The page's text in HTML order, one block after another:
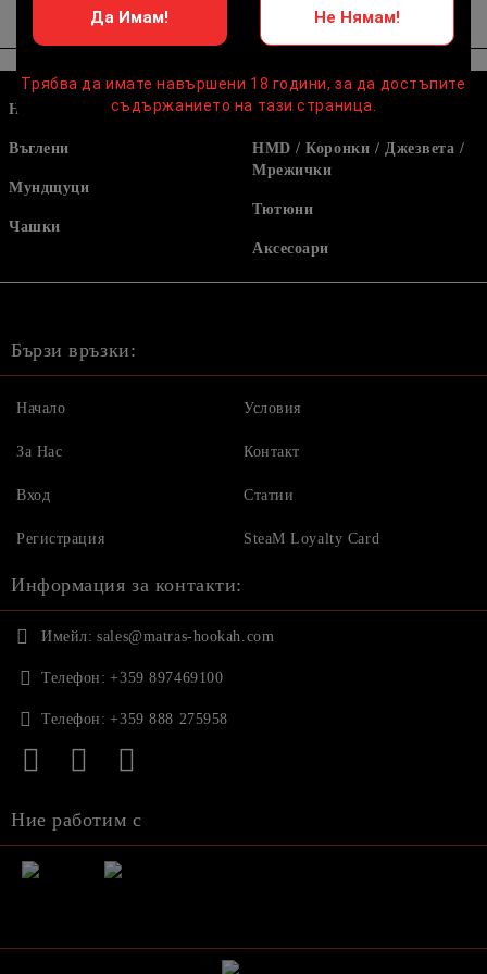
Наргилета
Въглени
Мундщуци
Чашки
Маркучи и накрайници
HMD / Коронки / Джезвета /
Мрежички
Тютюни
Аксесоари
Бързи връзки:
Начало
За Нас
Вход
Регистрация
Условия
Контакт
Статии
SteaM Loyalty Card
Информация за контакти:
Имейл: sales@matras-hookah.com
Телефон: +359 897469100
Телефон: +359 888 275958
Ние работим с
Да Имам! Не Нямам!
Трябва да имате навършени 18 години, за да достъпите
съдържанието на тази страница.